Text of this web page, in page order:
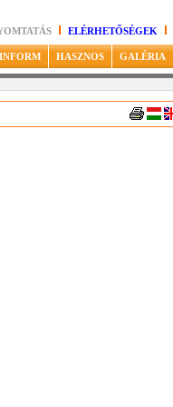
ELÉRHETŐSÉGEK
HASZNOS GALÉRIA